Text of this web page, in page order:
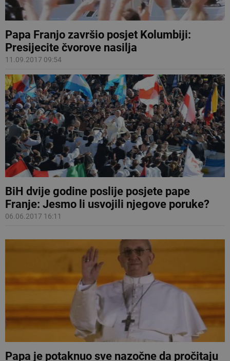
Papa Franjo završio posjet Kolumbiji:
Presijecite čvorove nasilja
11.09.2017 09:54
BiH dvije godine poslije posjete pape
Franje: Jesmo li usvojili njegove poruke?
06.06.2017 16:11
Papa je potaknuo sve nazočne da pročitaju